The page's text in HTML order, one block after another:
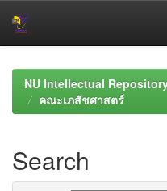
navigationNU Intellectual
คณะเภสัชศาสตร์
Search